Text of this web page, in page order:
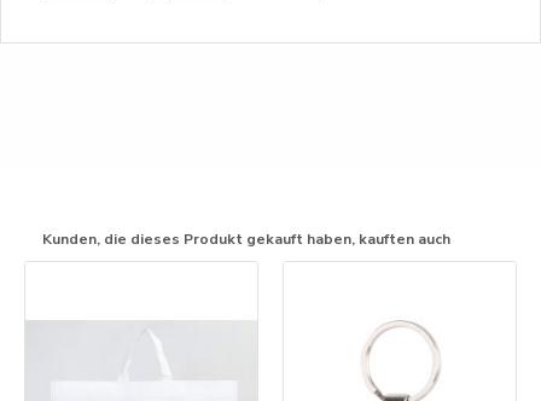
Kunden, die dieses Produkt gekauft haben, kauften auch